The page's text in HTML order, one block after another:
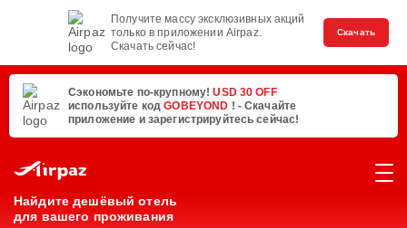
Получите массу эксклюзивных акций
только в приложении Airpaz.
Скачать сейчас!
Скачать
Сэкономьте по-крупному!USD 30 OFF
используйте кодGOBEYOND ! - Скачайте
приложение и зарегистрируйтесь сейчас!
Найдите дешёвый отель
для вашего проживания